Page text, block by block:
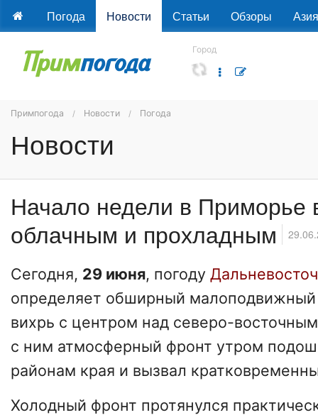
Погода Новости Статьи Обзоры Азия
Город
Примпогода Новости Погода
Новости
Начало недели в Приморье
облачным и прохладным
Сегодня, 29 июня, погоду
определяет обширный малоподвижный
вихрь с центром над северо-
с ним атмосферный фронт утром
районам края и вызвал
Холодный фронт протянулся